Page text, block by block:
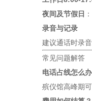
夜间及节假日
录音与记录
建议通话时录
常见问题解答
电话占线怎么
殡仪馆高峰期